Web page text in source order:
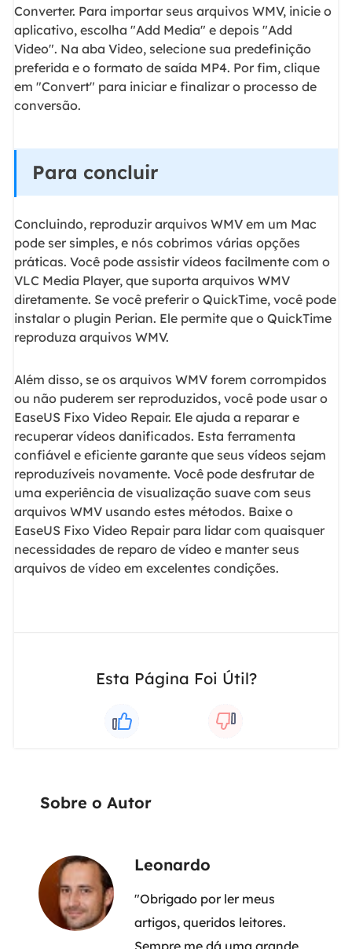
Converter. Para importar seus arquivos WMV, inicie o
aplicativo, escolha "Add Media" e depois "Add
Video". Na aba Video, selecione sua predefinição
preferida e o formato de saída MP4. Por fim, clique
em "Convert" para iniciar e finalizar o processo de
conversão.
Para concluir
Concluindo, reproduzir arquivos WMV em um Mac
pode ser simples, e nós cobrimos várias opções
práticas. Você pode assistir vídeos facilmente com o
VLC Media Player, que suporta arquivos WMV
diretamente. Se você preferir o QuickTime, você pode
instalar o plugin Perian. Ele permite que o QuickTime
reproduza arquivos WMV.
Além disso, se os arquivos WMV forem corrompidos
ou não puderem ser reproduzidos, você pode usar o
EaseUS Fixo Video Repair. Ele ajuda a reparar e
recuperar vídeos danificados. Esta ferramenta
confiável e eficiente garante que seus vídeos sejam
reproduzíveis novamente. Você pode desfrutar de
uma experiência de visualização suave com seus
arquivos WMV usando estes métodos. Baixe o
EaseUS Fixo Video Repair para lidar com quaisquer
necessidades de reparo de vídeo e manter seus
arquivos de vídeo em excelentes condições.
Esta Página Foi Útil?
Sobre o Autor
Leonardo
"Obrigado por ler meus
artigos, queridos leitores.